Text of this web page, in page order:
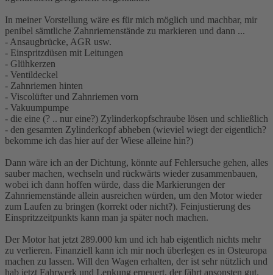
In meiner Vorstellung wäre es für mich möglich und machbar, mir
penibel sämtliche Zahnriemenstände zu markieren und dann ...
- Ansaugbrücke, AGR usw.
- Einspritzdüsen mit Leitungen
- Glühkerzen
- Ventildeckel
- Zahnriemen hinten
- Viscolüfter und Zahnriemen vorn
- Vakuumpumpe
- die eine (? .. nur eine?) Zylinderkopfschraube lösen und schließlich
- den gesamten Zylinderkopf abheben (wieviel wiegt der eigentlich?
bekomme ich das hier auf der Wiese alleine hin?)
Dann wäre ich an der Dichtung, könnte auf Fehlersuche gehen, alles
sauber machen, wechseln und rückwärts wieder zusammenbauen,
wobei ich dann hoffen würde, dass die Markierungen der
Zahnriemenstände allein ausreichen würden, um den Motor wieder
zum Laufen zu bringen (korrekt oder nicht?). Feinjustierung des
Einspritzzeitpunkts kann man ja später noch machen.
Der Motor hat jetzt 289.000 km und ich hab eigentlich nichts mehr
zu verlieren. Finanziell kann ich mir noch überlegen es in Osteuropa
machen zu lassen. Will den Wagen erhalten, der ist sehr nützlich und
hab jetzt Fahrwerk und Lenkung erneuert, der fährt ansonsten gut.